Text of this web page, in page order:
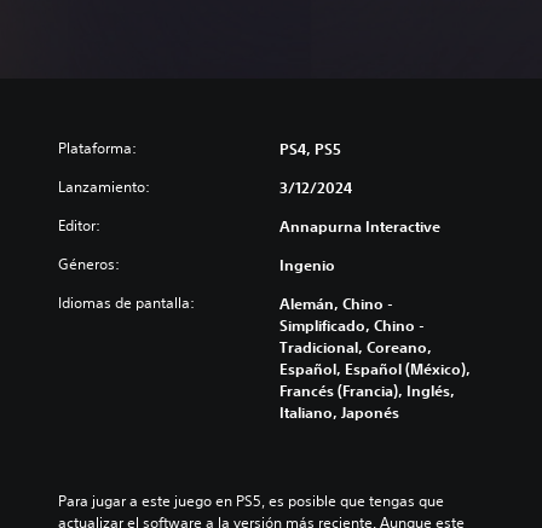
Plataforma: PS4, PS5
Lanzamiento: 3/12/2024
Editor: Annapurna Interactive
Géneros: Ingenio
Idiomas de pantalla:
Alemán, Chino -
Simplificado, Chino -
Tradicional, Coreano,
Español, Español (México),
Francés (Francia), Inglés,
Italiano, Japonés
Para jugar a este juego en PS5, es posible que tengas que
actualizar el software a la versión más reciente. Aunque este